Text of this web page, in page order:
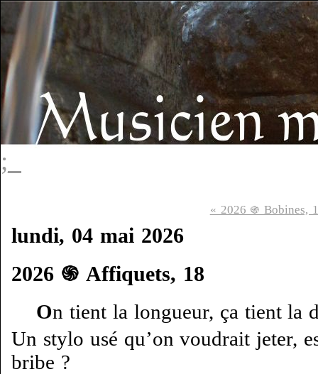
;_
« 2026 ֍ Bobines,
lundi, 04 mai 2026
2026 ֍ Affiquets, 18
On tient la longueur, ça tient la
Un stylo usé qu’on voudrait jeter,
bribe ?